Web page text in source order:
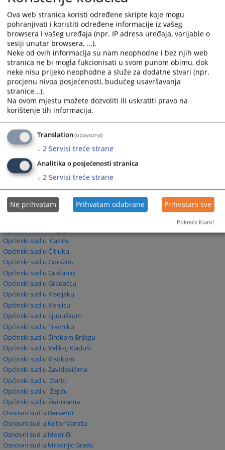
Europska Unija
Europski sud
Europski ombudsman
Vijeće Europe
Europski sud za ljudska prava
Pravosudni portali
Centar za sudsku dokumentaciju
Kantonalni sud u Bihaću
Kantonalni sud u Zenici
Kantonalni sud u Goraždu
Kantonalni sud u Mostaru
Kantonalni sud u Novom Travniku
Kantonalni sud u Odžaku
Kantonalni sud u Širokom Brijegu
Kantonalni sud u Sarajevu
Okružni sud u Istočnom Sarajevu
Općinski sud u Cazinu
Općinski sud u Čitluku
Općinski sud u Goraždu
Općinski sud u Gračanici
Općinski sud u Gradačcu
Općinski sud u Kiseljaku
Općinski sud u Konjicu
Općinski sud u Ljubuškom
Općinski sud u Travniku
Općinski sud u Širokom Brijegu
Općinski sud u Velikoj Kladuši
Općinski sud u Visokom
Općinski sud u Zavidovićima
Općinski sud u Zenici
Općinski sud u Žepču
Općinski sud u Živinicama
Osnovni sud u Derventi
Osnovni sud u Kotor Varošu
Osnovni sud u Modriči
Osnovni sud u Mrkonjić Gradu
Ova web stranica koristi određene skripte koje mogu
pohranjivati i koristiti određene informacije iz vašeg
browsera i vašeg uređaja (npr. IP adresa uređaja, varijable o
sesiji unutar browsera, ...).
Neke od ovih informacija su nam neophodne i bez njih web
stranica ne bi mogla fukcionisati u svom punom obimu, dok
neke nisu prijeko neophodne a služe za dodatne stvari (npr.
procjenu nivoa posjećenosti, budućeg usavršavanja
stranice...).
Na ovom mjestu možete dozvoliti ili uskratiti pravo na
korištenje tih informacija.
Translation(obavezna)
↓ 2 Servisi treće strane
Analitika o posjećenosti stranica
↓ 2 Servisi treće strane
Ne prihvatam Prihvatam odabrane Prihvatam sve
Pokreće Klaro!